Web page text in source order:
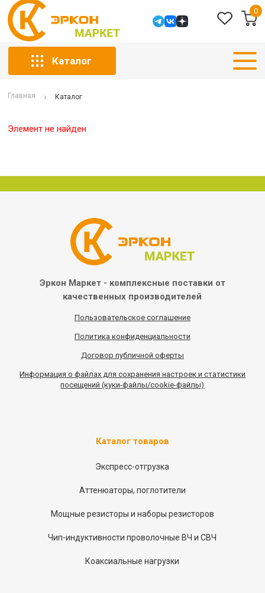
0
Каталог
Главная Каталог
Элемент не найден
Эркон Маркет - комплексные поставки от
качественных производителей
Пользовательское соглашение
Политика конфиденциальности
Договор публичной оферты
Информация о файлах для сохранения настроек и статистики
посещений (куки-файлы/cookie-файлы)
Каталог товаров
Экспресс-отгрузка
Аттенюаторы, поглотители
Мощные резисторы и наборы резисторов
Чип-индуктивности проволочные ВЧ и СВЧ
Коаксиальные нагрузки